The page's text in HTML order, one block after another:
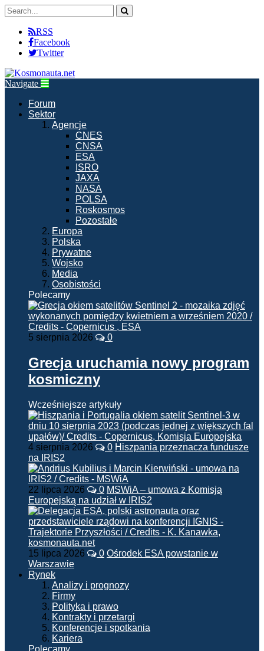
RSS
Facebook
Twitter
Navigate
Forum
Sektor
Agencje
CNES
CNSA
ESA
ISRO
JAXA
NASA
POLSA
Roskosmos
Pozostałe
Europa
Polska
Prywatne
Wojsko
Media
Osobistości
Polecamy
5 sierpnia 2026 0
Grecja uruchamia nowy program
kosmiczny
Wcześniejsze artykuły
4 sierpnia 2026 0 Hiszpania przeznacza fundusze
na IRIS2
22 lipca 2026 0 MSWiA – umowa z Komisją
Europejską na udział w IRIS2
15 lipca 2026 0 Ośrodek ESA powstanie w
Warszawie
Rynek
Analizy i prognozy
Firmy
Polityka i prawo
Kontrakty i przetargi
Konferencje i spotkania
Kariera
Polecamy